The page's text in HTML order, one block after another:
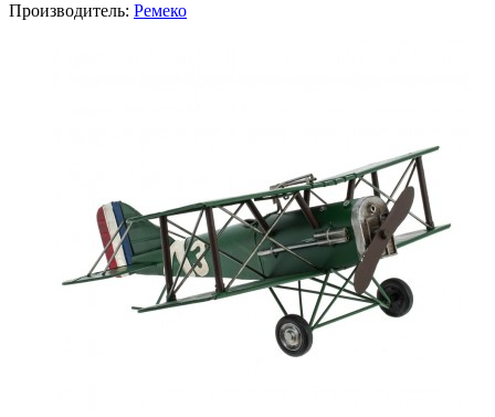
Производитель: Ремеко